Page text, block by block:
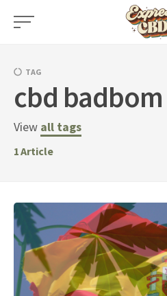
Skip
TAG
cbd badbom
View all tags
1Article